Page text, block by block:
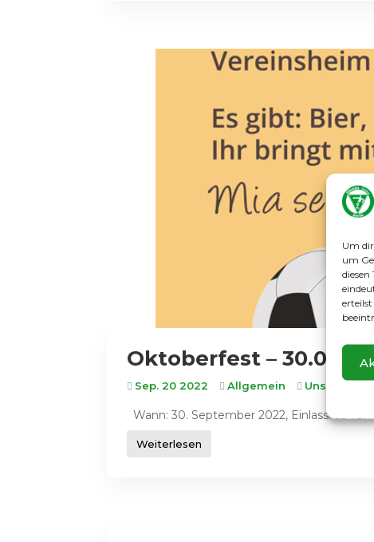
Um
um
Oktoberfest – 30.09.22
Sep. 20 2022 Allgemein Unser
Wann: 30. September 2022, Einlass: ab
Weiterlesen